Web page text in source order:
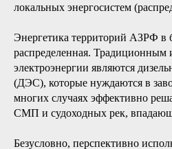
проиллюстрировано на примере
Дудинки, морского порта в
демонстрирует возможности,
соединение СМП с
(вскоре таковой будут обладать
Вспоминая об институте
поддерживать береговую